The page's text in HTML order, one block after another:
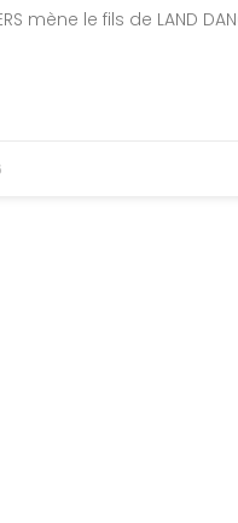
mène le fils de LAND